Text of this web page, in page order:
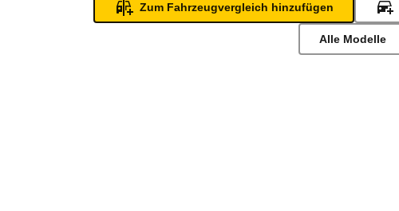
Zum Fahrzeugvergleich hinzufügen
Alle Modelle